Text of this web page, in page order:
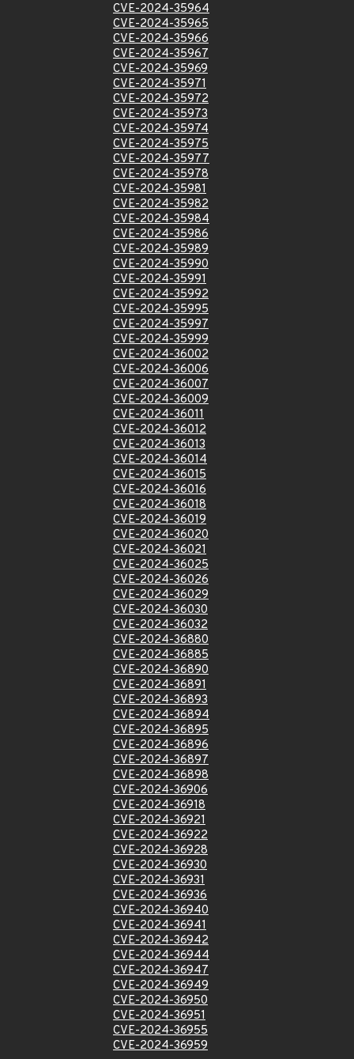
CVE-2024-35964
CVE-2024-35965
CVE-2024-35966
CVE-2024-35967
CVE-2024-35969
CVE-2024-35971
CVE-2024-35972
CVE-2024-35973
CVE-2024-35974
CVE-2024-35975
CVE-2024-35977
CVE-2024-35978
CVE-2024-35981
CVE-2024-35982
CVE-2024-35984
CVE-2024-35986
CVE-2024-35989
CVE-2024-35990
CVE-2024-35991
CVE-2024-35992
CVE-2024-35995
CVE-2024-35997
CVE-2024-35999
CVE-2024-36002
CVE-2024-36006
CVE-2024-36007
CVE-2024-36009
CVE-2024-36011
CVE-2024-36012
CVE-2024-36013
CVE-2024-36014
CVE-2024-36015
CVE-2024-36016
CVE-2024-36018
CVE-2024-36019
CVE-2024-36020
CVE-2024-36021
CVE-2024-36025
CVE-2024-36026
CVE-2024-36029
CVE-2024-36030
CVE-2024-36032
CVE-2024-36880
CVE-2024-36885
CVE-2024-36890
CVE-2024-36891
CVE-2024-36893
CVE-2024-36894
CVE-2024-36895
CVE-2024-36896
CVE-2024-36897
CVE-2024-36898
CVE-2024-36906
CVE-2024-36918
CVE-2024-36921
CVE-2024-36922
CVE-2024-36928
CVE-2024-36930
CVE-2024-36931
CVE-2024-36936
CVE-2024-36940
CVE-2024-36941
CVE-2024-36942
CVE-2024-36944
CVE-2024-36947
CVE-2024-36949
CVE-2024-36950
CVE-2024-36951
CVE-2024-36955
CVE-2024-36959